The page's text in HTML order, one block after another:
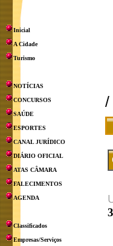
Inicial
A Cidade
Turismo
NOTÍCIAS
CONCURSOS
SAÚDE
ESPORTES
CANAL JURÍDICO
DIÁRIO OFICIAL
ATAS CÂMARA
FALECIMENTOS
AGENDA
Classificados
Empresas/Serviços
/